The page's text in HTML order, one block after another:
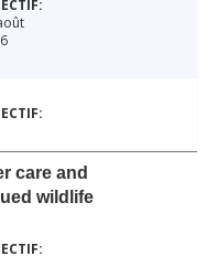
care and
wildlife